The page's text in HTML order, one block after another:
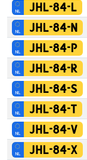
JHL-84-L
JHL-84-N
JHL-84-P
JHL-84-R
JHL-84-S
JHL-84-T
JHL-84-V
JHL-84-X